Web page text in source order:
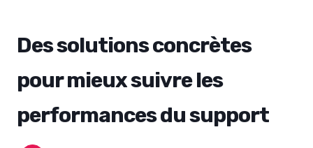
Des solutions concrètes
pour mieux suivre les
performances du support